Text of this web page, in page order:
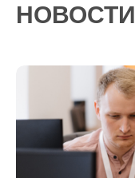
НОВОСТИ